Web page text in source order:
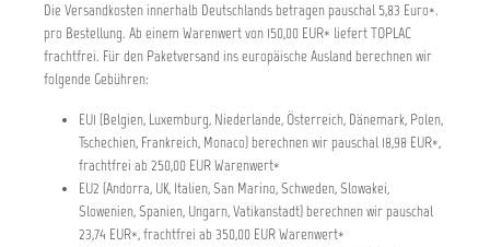
Die Versandkosten innerhalb Deutschlands betragen pauschal 5,83 Euro*.
pro Bestellung. Ab einem Warenwert von 150,00 EUR* liefert TOPLAC
frachtfrei. Für den Paketversand ins europäische Ausland berechnen wir
folgende Gebühren:
EU1 (Belgien, Luxemburg, Niederlande, Österreich, Dänemark, Polen,
Tschechien, Frankreich, Monaco) berechnen wir pauschal 18,98 EUR*,
frachtfrei ab 250,00 EUR Warenwert*
EU2 (Andorra, UK, Italien, San Marino, Schweden, Slowakei,
Slowenien, Spanien, Ungarn, Vatikanstadt) berechnen wir pauschal
23,74 EUR*, frachtfrei ab 350,00 EUR Warenwert*